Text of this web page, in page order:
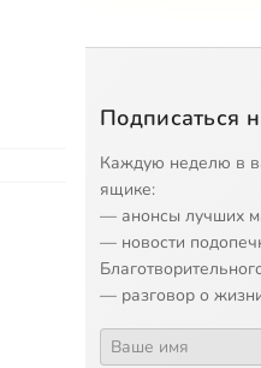
Подписаться
Каждую неделю в
ящике:
— анонсы лучших
— новости
— разговор о